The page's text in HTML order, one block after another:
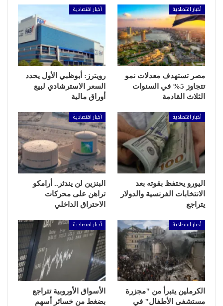
أخبار اقتصادية
مصر تستهدف معدلات نمو
تتجاوز 5% في السنوات
الثلاث القادمة
أخبار اقتصادية
رويترز: أبوظبي الأول يحدد
السعر الاسترشادي لبيع
أوراق مالية
أخبار اقتصادية
اليورو يحتفظ بقوته بعد
الانتخابات الفرنسية والدولار
يتراجع
أخبار اقتصادية
البنزين لن يندثر.. أرامكو
تراهن على محركات
الاحتراق الداخلي
أخبار اقتصادية
الكرملين يتبرأ من "مجزرة
مستشفى الأطفال" في
أخبار اقتصادية
الأسواق الأوروبية تتراجع
بضغط من خسائر أسهم